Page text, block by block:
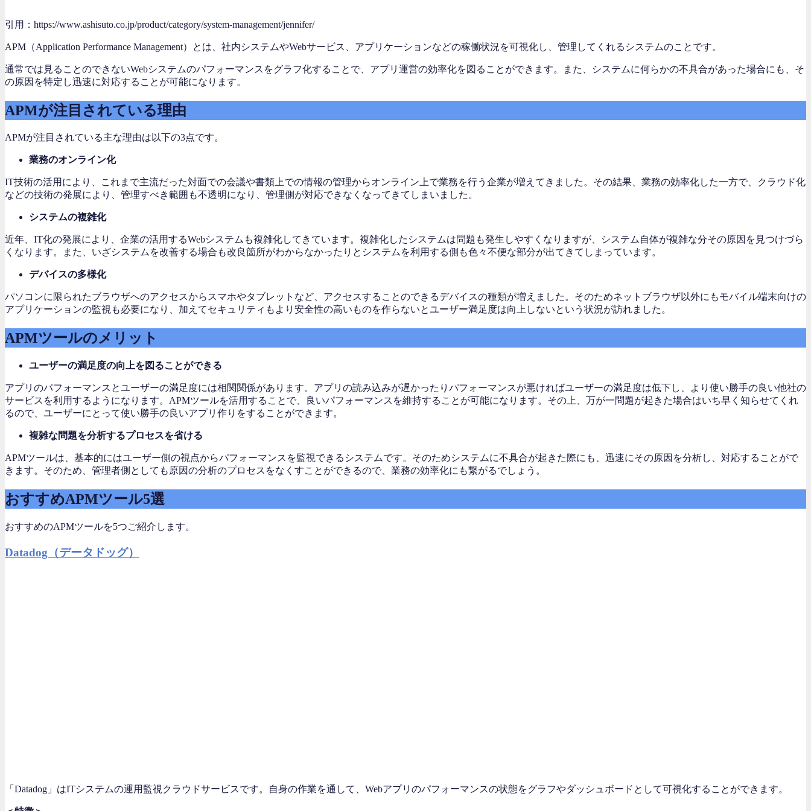
引用：https://www.ashisuto.co.jp/product/category/system-management/jennifer/
APM（Application Performance Management）とは、社内システムやWebサービス、アプリケーションなどの稼働状況を可視化し、管理してくれるシステムのことです。
通常では見ることのできないWebシステムのパフォーマンスをグラフ化することで、アプリ運営の効率化を図ることができます。また、システムに何らかの不具合があった場合にも、そ
の原因を特定し迅速に対応することが可能になります。
APMが注目されている理由
APMが注目されている主な理由は以下の3点です。
業務のオンライン化
IT技術の活用により、これまで主流だった対面での会議や書類上での情報の管理からオンライン上で業務を行う企業が増えてきました。その結果、業務の効率化した一方で、クラウド化
などの技術の発展により、管理すべき範囲も不透明になり、管理側が対応できなくなってきてしまいました。
システムの複雑化
近年、IT化の発展により、企業の活用するWebシステムも複雑化してきています。複雑化したシステムは問題も発生しやすくなりますが、システム自体が複雑な分その原因を見つけづら
くなります。また、いざシステムを改善する場合も改良箇所がわからなかったりとシステムを利用する側も色々不便な部分が出てきてしまっています。
デバイスの多様化
パソコンに限られたブラウザへのアクセスからスマホやタブレットなど、アクセスすることのできるデバイスの種類が増えました。そのためネットブラウザ以外にもモバイル端末向けの
アプリケーションの監視も必要になり、加えてセキュリティもより安全性の高いものを作らないとユーザー満足度は向上しないという状況が訪れました。
APMツールのメリット
ユーザーの満足度の向上を図ることができる
アプリのパフォーマンスとユーザーの満足度には相関関係があります。アプリの読み込みが遅かったりパフォーマンスが悪ければユーザーの満足度は低下し、より使い勝手の良い他社の
サービスを利用するようになります。APMツールを活用することで、良いパフォーマンスを維持することが可能になります。その上、万が一問題が起きた場合はいち早く知らせてくれ
るので、ユーザーにとって使い勝手の良いアプリ作りをすることができます。
複雑な問題を分析するプロセスを省ける
APMツールは、基本的にはユーザー側の視点からパフォーマンスを監視できるシステムです。そのためシステムに不具合が起きた際にも、迅速にその原因を分析し、対応することがで
きます。そのため、管理者側としても原因の分析のプロセスをなくすことができるので、業務の効率化にも繋がるでしょう。
おすすめAPMツール5選
おすすめのAPMツールを5つご紹介します。
Datadog（データドッグ）
「Datadog」はITシステムの運用監視クラウドサービスです。自身の作業を通して、Webアプリのパフォーマンスの状態をグラフやダッシュボードとして可視化することができます。